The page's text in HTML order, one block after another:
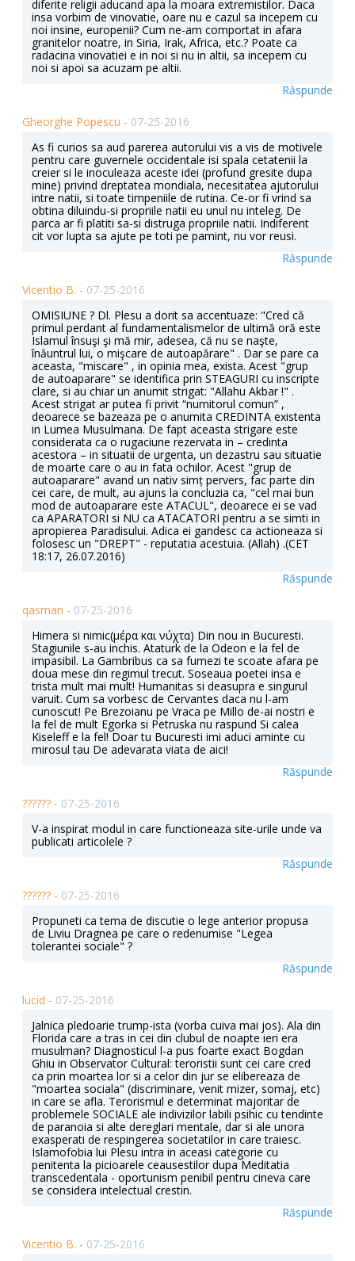
diferite religii aducand apa la moara extremistilor. Daca
insa vorbim de vinovatie, oare nu e cazul sa incepem cu
noi insine, europenii? Cum ne-am comportat in afara
granitelor noatre, in Siria, Irak, Africa, etc.? Poate ca
radacina vinovatiei e in noi si nu in altii, sa incepem cu
noi si apoi sa acuzam pe altii.
Răspunde
Gheorghe Popescu - 07-25-2016
As fi curios sa aud parerea autorului vis a vis de motivele
pentru care guvernele occidentale isi spala cetatenii la
creier si le inoculeaza aceste idei (profund gresite dupa
mine) privind dreptatea mondiala, necesitatea ajutorului
intre natii, si toate timpeniile de rutina. Ce-or fi vrind sa
obtina diluindu-si propriile natii eu unul nu inteleg. De
parca ar fi platiti sa-si distruga propriile natii. Indiferent
cit vor lupta sa ajute pe toti pe pamint, nu vor reusi.
Răspunde
Vicentio B. - 07-25-2016
OMISIUNE ? Dl. Plesu a dorit sa accentuaze: "Cred că
primul perdant al fundamentalismelor de ultimă oră este
Islamul însuşi şi mă mir, adesea, că nu se naşte,
înăuntrul lui, o mişcare de autoapărare" . Dar se pare ca
aceasta, "miscare" , in opinia mea, exista. Acest "grup
de autoaparare" se identifica prin STEAGURI cu inscripte
clare, si au chiar un anumit strigat: "Allahu Akbar !" .
Acest strigat ar putea fi privit “numitorul comun” ,
deoarece se bazeaza pe o anumita CREDINTA existenta
in Lumea Musulmana. De fapt aceasta strigare este
considerata ca o rugaciune rezervata in – credinta
acestora – in situatii de urgenta, un dezastru sau situatie
de moarte care o au in fata ochilor. Acest "grup de
autoaparare" avand un nativ simț pervers, fac parte din
cei care, de mult, au ajuns la concluzia ca, "cel mai bun
mod de autoaparare este ATACUL", deoarece ei se vad
ca APARATORI si NU ca ATACATORI pentru a se simti in
apropierea Paradisului. Adica ei gandesc ca actioneaza si
folosesc un "DREPT" - reputatia acestuia. (Allah) .(CET
18:17, 26.07.2016)
Răspunde
qasman - 07-25-2016
Himera si nimic(μέρα και νύχτα) Din nou in Bucuresti.
Stagiunile s-au inchis. Ataturk de la Odeon e la fel de
impasibil. La Gambribus ca sa fumezi te scoate afara pe
doua mese din regimul trecut. Soseaua poetei insa e
trista mult mai mult! Humanitas si deasupra e singurul
varuit. Cum sa vorbesc de Cervantes daca nu l-am
cunoscut! Pe Brezoianu pe Vraca pe Millo de-ai nostri e
la fel de mult Egorka si Petruska nu raspund Si calea
Kiseleff e la fel! Doar tu Bucuresti imi aduci aminte cu
mirosul tau De adevarata viata de aici!
Răspunde
?????? - 07-25-2016
V-a inspirat modul in care functioneaza site-urile unde va
publicati articolele ?
Răspunde
?????? - 07-25-2016
Propuneti ca tema de discutie o lege anterior propusa
de Liviu Dragnea pe care o redenumise "Legea
tolerantei sociale" ?
Răspunde
lucid - 07-25-2016
Jalnica pledoarie trump-ista (vorba cuiva mai jos). Ala din
Florida care a tras in cei din clubul de noapte ieri era
musulman? Diagnosticul l-a pus foarte exact Bogdan
Ghiu in Observator Cultural: teroristii sunt cei care cred
ca prin moartea lor si a celor din jur se elibereaza de
"moartea sociala" (discriminare, venit mizer, somaj, etc)
in care se afla. Terorismul e determinat majoritar de
problemele SOCIALE ale indivizilor labili psihic cu tendinte
de paranoia si alte dereglari mentale, dar si ale unora
exasperati de respingerea societatilor in care traiesc.
Islamofobia lui Plesu intra in aceasi categorie cu
penitenta la picioarele ceausestilor dupa Meditatia
transcedentala - oportunism penibil pentru cineva care
se considera intelectual crestin.
Răspunde
Vicentio B. - 07-25-2016